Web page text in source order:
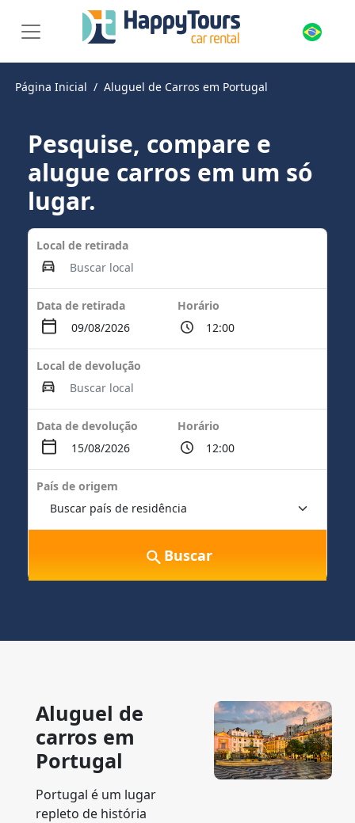
Página Inicial Aluguel de Carros em Portugal
Pesquise, compare e
alugue carros em um só
lugar.
Local de retirada
Data de retirada Horário
Local de devolução
Data de devolução Horário
País de origem
Buscar
Aluguel de
carros em
Portugal
Portugal é um lugar
repleto de história